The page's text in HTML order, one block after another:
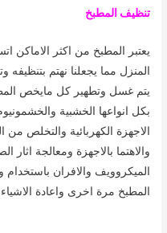
تنظيف المطبخ
يعتبر المطبخ من اكثر
المنزل مما يجعلنا نهتم
يتم غسل وتطهير كل مايخص
بكل انواعها الخشبية
الاجهزة الكهربائية والتخلص من
والاهتما بالاجهزة ومعالجة
الميكروويف والافران باستخدام
المطبخ مرة اخرى واعادة الاشياء